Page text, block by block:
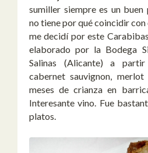
sumiller siempre es un buen
no tiene por qué coincidir con
me decidí por este
elaborado por la Bodega
Salinas (Alicante) a
cabernet sauvignon,
meses de crianza en
Interesante vino. Fue
platos.